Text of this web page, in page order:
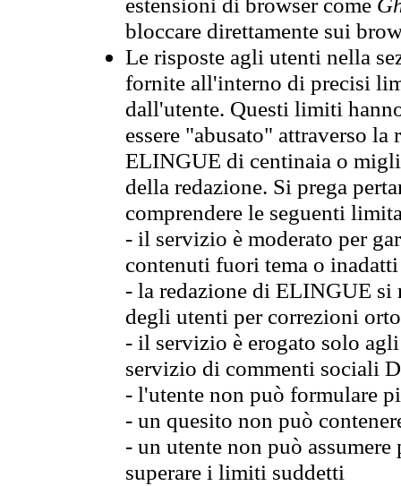
bloccare direttamente sui
Le risposte agli utenti nella
fornite all'interno di precisi
dall'utente. Questi limiti
essere "abusato" attraverso
ELINGUE di centinaia o
della redazione. Si prega
comprendere le seguenti
- il servizio è moderato per
contenuti fuori tema o
- la redazione di ELINGUE
degli utenti per correzioni
- il servizio è erogato solo
servizio di commenti sociali
- l'utente non può formulare
- un quesito non può
- un utente non può
superare i limiti suddetti